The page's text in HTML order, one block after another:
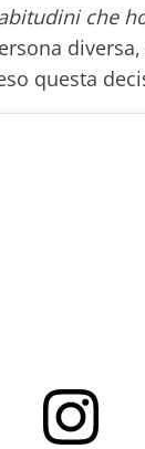
che
questa